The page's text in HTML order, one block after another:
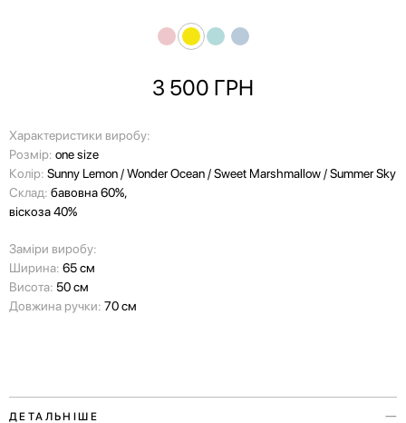
3 500 ГРН
Характеристики виробу:
Розмір: one size
Колір: Sunny Lemon / Wonder Ocean / Sweet Marshmallow / Summer Sky
Склад: бавовна 60%,
віскоза 40%
Заміри виробу:
Ширина: 65 см
Висота: 50 см
Довжина ручки: 70 см
ДЕТАЛЬНІШЕ